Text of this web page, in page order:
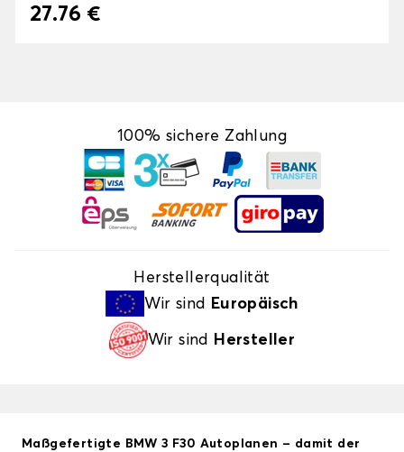
27.76 €
100% sichere Zahlung
Herstellerqualität
Wir sind
Europäisch
Wir sind Hersteller
Maßgefertigte BMW 3 F30 Autoplanen – damit der